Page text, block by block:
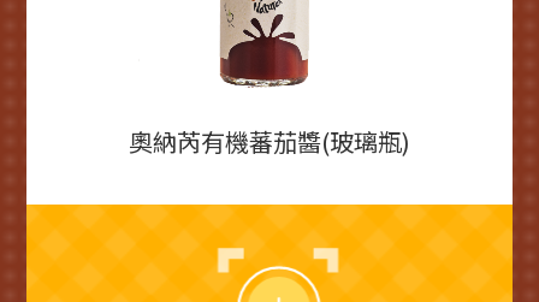
奧納芮有機蕃茄醬(玻璃瓶)